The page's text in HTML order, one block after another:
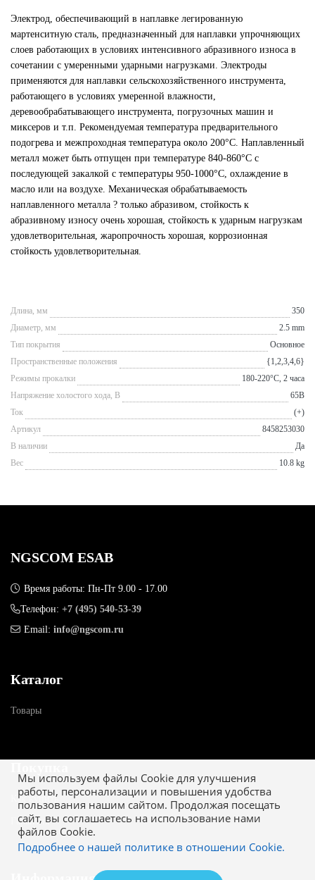
Электрод, обеспечивающий в наплавке легированную
мартенситную сталь, предназначенный для наплавки упрочняющих
слоев работающих в условиях интенсивного абразивного износа в
сочетании с умеренными ударными нагрузками. Электроды
применяются для наплавки сельскохозяйственного инструмента,
работающего в условиях умеренной влажности,
деревообрабатывающего инструмента, погрузочных машин и
миксеров и т.п. Рекомендуемая температура предварительного
подогрева и межпроходная температура около 200°C. Наплавленный
металл может быть отпущен при температуре 840-860°С с
последующей закалкой с температуры 950-1000°С, охлаждение в
масло или на воздухе. Механическая обрабатываемость
наплавленного металла ? только абразивом, стойкость к
абразивному износу очень хорошая, стойкость к ударным нагрузкам
удовлетворительная, жаропрочность хорошая, коррозионная
стойкость удовлетворительная.
Длина, мм
350
Диаметр, мм
2.5 mm
Тип покрытия
Основное
Пространственные положения
{1,2,3,4,6}
Режимы прокалки
180-220°С, 2 часа
Напряжение холостого хода, В
65В
Ток
(+)
Артикул
8458253030
В наличии
Да
Вес
10.8 kg
Мы используем файлы Cookie для улучшения
работы, персонализации и повышения удобства
пользования нашим сайтом. Продолжая посещать
сайт, вы соглашаетесь на использование нами
файлов Cookie.
Подробнее о нашей политике в отношении Cookie.
NGSCOM ESAB
Время работы: Пн-Пт 9.00 - 17.00
Телефон: +7 (495) 540-53-39
Email: info@ngscom.ru
Каталог
Товары
Как купить
Гарантия